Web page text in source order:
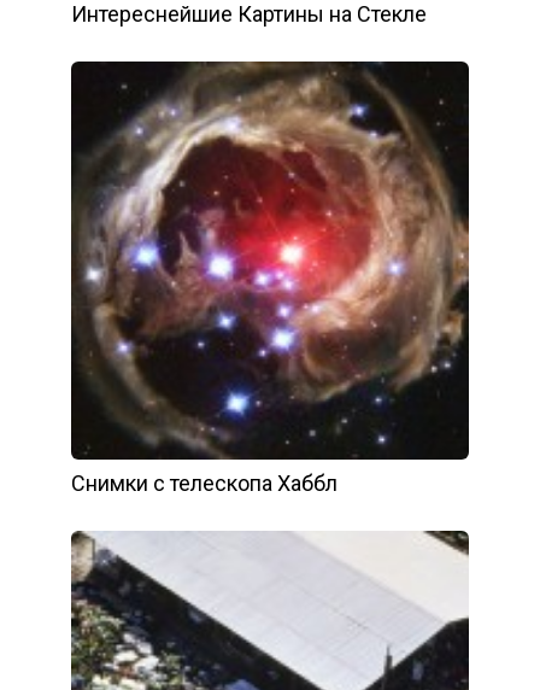
Интереснейшие Картины на Стекле
Снимки с телескопа Хаббл